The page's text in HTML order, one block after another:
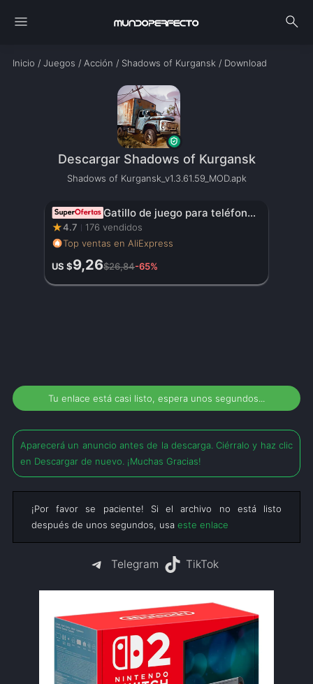
menu search
Inicio / Juegos / Acción / Shadows of Kurgansk / Download
Descargar Shadows of Kurgansk
Shadows of Kurgansk_v1.3.61.59_MOD.apk
Gatillo de juego para teléfono móvil JS65 para PUBG, mando de disparo, Joystick de 6 dedos para comer pollo, artefacto auxiliar L1R1, botón de llave
★4.7
176 vendidos
Top ventas en AliExpress
US $9,26$26,84-65%
Tu enlace está casi listo, espera unos segundos...
Aparecerá un anuncio antes de la descarga. Ciérralo y haz clic
en Descargar de nuevo. ¡Muchas Gracias!
¡Por favor se paciente! Si el archivo no está listo
después de unos segundos, usa este enlace
Telegram TikTok